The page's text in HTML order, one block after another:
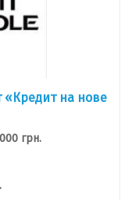
«Кредит на нове
грн.